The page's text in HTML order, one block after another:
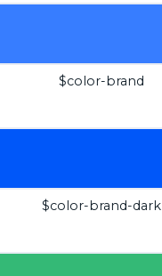
$color-brand
$color-brand-dark